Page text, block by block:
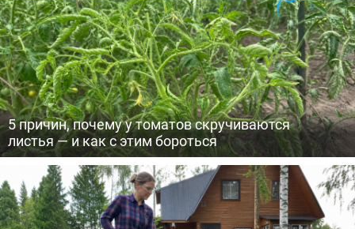
5 причин, почему у томатов скручиваются
листья — и как с этим бороться